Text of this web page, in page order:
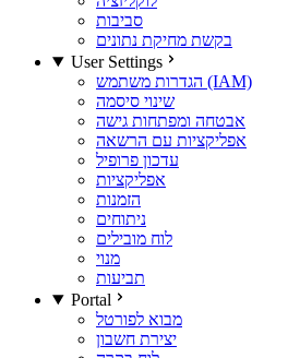
סביבות
בקשת מחיקת נתונים
User Settings
הגדרות משתמש (IAM)
שינוי סיסמה
אבטחה ומפתחות גישה
אפליקציות עם הרשאה
עדכון פרופיל
אפליקציות
הזמנות
ניתוחים
לוח מובילים
מנוי
תביעות
Portal
מבוא לפורטל
יצירת חשבון